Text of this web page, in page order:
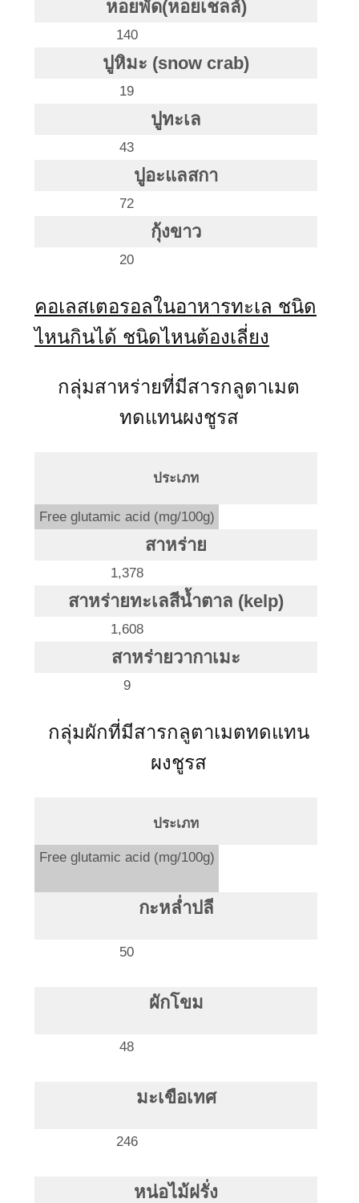
หอยพัด(หอยเชลล์)
140
ปูหิมะ (snow crab)
19
ปูทะเล
43
ปูอะแลสกา
72
กุ้งขาว
20
คอเลสเตอรอลในอาหารทะเล ชนิด
ไหนกินได้ ชนิดไหนต้องเลี่ยง
กลุ่มสาหร่ายที่มีสารกลูตาเมต
ทดแทนผงชูรส
ประเภท
Free glutamic acid (mg/100g)
สาหร่าย
1,378
สาหร่ายทะเลสีน้ำตาล (kelp)
1,608
สาหร่ายวากาเมะ
9
กลุ่มผักที่มีสารกลูตาเมตทดแทน
ผงชูรส
ประเภท
Free glutamic acid (mg/100g)
กะหล่ำปลี
50
ผักโขม
48
มะเขือเทศ
246
หน่อไม้ฝรั่ง